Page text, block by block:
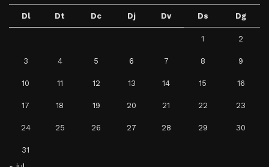
Dl Dt Dc Dj Dv Ds Dg
1 2
3 4 5 6 7 8 9
10 11 12 13 14 15 16
17 18 19 20 21 22 23
24 25 26 27 28 29 30
31